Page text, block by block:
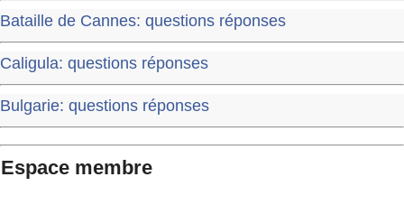
Bataille de Cannes: questions réponses
Caligula: questions réponses
Bulgarie: questions réponses
Espace membre